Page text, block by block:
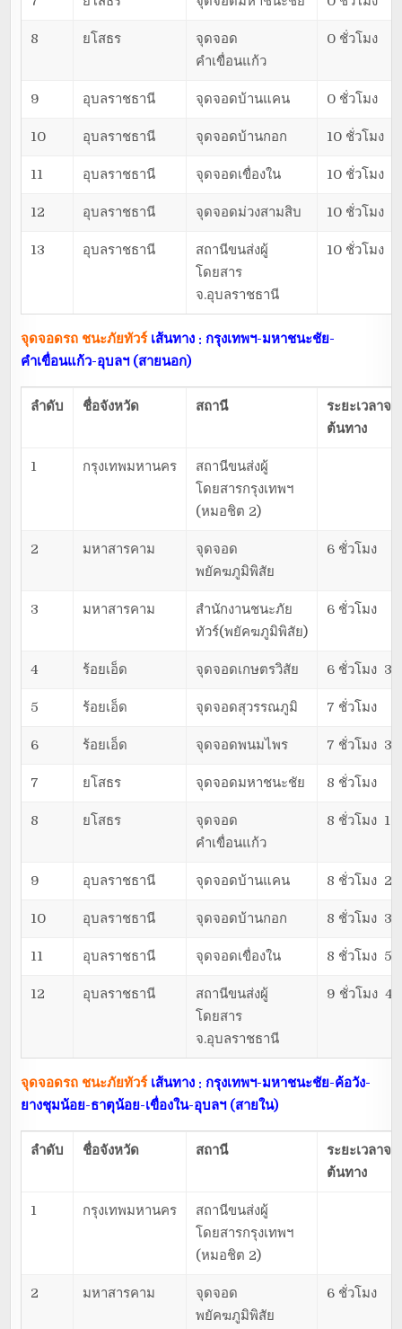
8 ยโสธร
จุดจอด
คำเขื่อนแก้ว
0 ชั่วโมง
9 อุบลราชธานี จุดจอดบ้านแคน 0 ชั่วโมง
10 อุบลราชธานี จุดจอดบ้านกอก 10 ชั่วโมง
11 อุบลราชธานี จุดจอดเขื่องใน 10 ชั่วโมง
12 อุบลราชธานี จุดจอดม่วงสามสิบ 10 ชั่วโมง
13 อุบลราชธานี
สถานีขนส่งผู้
โดยสาร
จ.อุบลราชธานี
10 ชั่วโมง
จุดจอดรถ ชนะภัยทัวร์เส้นทาง : กรุงเทพฯ-มหาชนะชัย-
คำเขื่อนแก้ว-อุบลฯ (สายนอก)
ลำดับ ชื่อจังหวัด สถานี
ระยะเวลาจา
ต้นทาง
1 กรุงเทพมหานคร
สถานีขนส่งผู้
โดยสารกรุงเทพฯ
(หมอชิต 2)
2 มหาสารคาม
จุดจอด
พยัคฆภูมิพิสัย
6 ชั่วโมง
3 มหาสารคาม
สำนักงานชนะภัย
ทัวร์(พยัคฆภูมิพิสัย)
6 ชั่วโมง
4 ร้อยเอ็ด จุดจอดเกษตรวิสัย 6 ชั่วโมง
5 ร้อยเอ็ด จุดจอดสุวรรณภูมิ 7 ชั่วโมง
6 ร้อยเอ็ด จุดจอดพนมไพร 7 ชั่วโมง
7 ยโสธร จุดจอดมหาชนะชัย 8 ชั่วโมง
8 ยโสธร
จุดจอด
คำเขื่อนแก้ว
8 ชั่วโมง
9 อุบลราชธานี จุดจอดบ้านแคน 8 ชั่วโมง
10 อุบลราชธานี จุดจอดบ้านกอก 8 ชั่วโมง
11 อุบลราชธานี จุดจอดเขื่องใน 8 ชั่วโมง
12 อุบลราชธานี
สถานีขนส่งผู้
โดยสาร
จ.อุบลราชธานี
9 ชั่วโมง
จุดจอดรถ ชนะภัยทัวร์ เส้นทาง : กรุงเทพฯ-มหาชนะชัย-ค้อวัง-
ยางชุมน้อย-ธาตุน้อย-เขื่องใน-อุบลฯ (สายใน)
ลำดับ ชื่อจังหวัด สถานี
ระยะเวลาจา
ต้นทาง
1 กรุงเทพมหานคร
สถานีขนส่งผู้
โดยสารกรุงเทพฯ
(หมอชิต 2)
2 มหาสารคาม
จุดจอด
พยัคฆภูมิพิสัย
6 ชั่วโมง